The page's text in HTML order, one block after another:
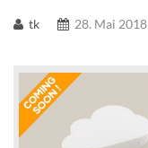
tk 28. Mai 2018